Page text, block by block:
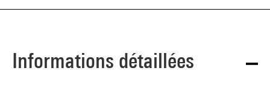
Informations détaillées